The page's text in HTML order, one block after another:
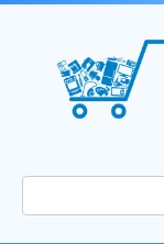
Перейти
контенту
Поиск: